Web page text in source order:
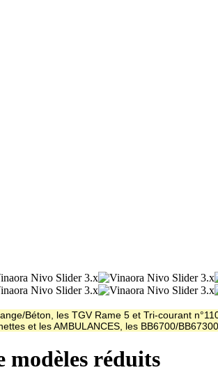
Béton, les TGV Rame 5 et Tri-courant
et les AMBULANCES, les BB6700/
modèles réduits